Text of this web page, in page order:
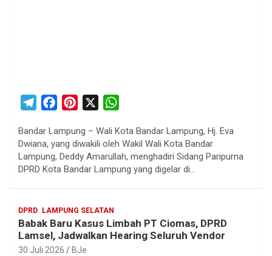
l
e
g
m
c
e
b
k
n
t
e
s
t
a
s
Bandar Lampung – Wali Kota Bandar Lampung, Hj. Eva
Dwiana, yang diwakili oleh Wakil Wali Kota Bandar
Lampung, Deddy Amarullah, menghadiri Sidang Paripurna
DPRD Kota Bandar Lampung yang digelar di…
DPRD LAMPUNG SELATAN
Babak Baru Kasus Limbah PT Ciomas, DPRD
Lamsel, Jadwalkan Hearing Seluruh Vendor
30 Juli 2026 BJe